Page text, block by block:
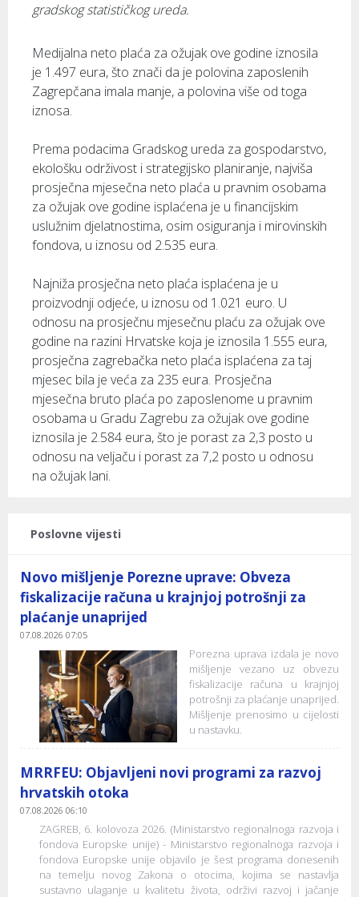
gradskog statističkog ureda.
Medijalna neto plaća za ožujak ove godine iznosila
je 1.497 eura, što znači da je polovina zaposlenih
Zagrepčana imala manje, a polovina više od toga
iznosa.
Prema podacima Gradskog ureda za gospodarstvo,
ekološku održivost i strategijsko planiranje, najviša
prosječna mjesečna neto plaća u pravnim osobama
za ožujak ove godine isplaćena je u financijskim
uslužnim djelatnostima, osim osiguranja i mirovinskih
fondova, u iznosu od 2.535 eura.
Najniža prosječna neto plaća isplaćena je u
proizvodnji odjeće, u iznosu od 1.021 euro. U
odnosu na prosječnu mjesečnu plaću za ožujak ove
godine na razini Hrvatske koja je iznosila 1.555 eura,
prosječna zagrebačka neto plaća isplaćena za taj
mjesec bila je veća za 235 eura. Prosječna
mjesečna bruto plaća po zaposlenome u pravnim
osobama u Gradu Zagrebu za ožujak ove godine
iznosila je 2.584 eura, što je porast za 2,3 posto u
odnosu na veljaču i porast za 7,2 posto u odnosu
na ožujak lani.
Poslovne vijesti
Novo mišljenje Porezne uprave: Obveza
fiskalizacije računa u krajnjoj potrošnji za
plaćanje unaprijed
07.08.2026 07:05
Porezna uprava izdala je novo
mišljenje vezano uz obvezu
fiskalizacije računa u krajnjoj
potrošnji za plaćanje unaprijed.
Mišljenje prenosimo u cijelosti
u nastavku.
MRRFEU: Objavljeni novi programi za razvoj
hrvatskih otoka
07.08.2026 06:10
ZAGREB, 6. kolovoza 2026. (Ministarstvo regionalnoga razvoja i
fondova Europske unije) - Ministarstvo regionalnoga razvoja i
fondova Europske unije objavilo je šest programa donesenih
na temelju novog Zakona o otocima, kojima se nastavlja
sustavno ulaganje u kvalitetu života, održivi razvoj i jačanje